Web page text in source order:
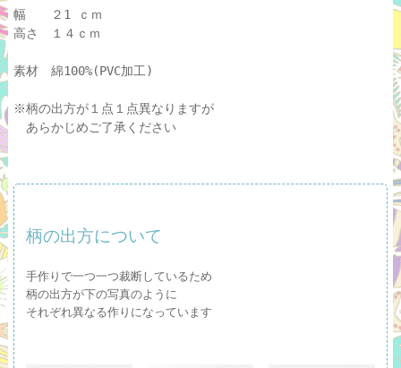
幅 ２1 ｃｍ
高さ １４ｃｍ
素材 綿100%(PVC加工)
※柄の出方が１点１点異なりますが
あらかじめご了承ください
柄の出方について
手作りで一つ一つ裁断しているため
柄の出方が下の写真のように
それぞれ異なる作りになっています